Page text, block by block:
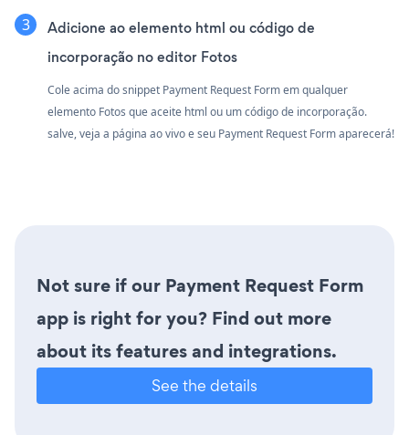
Adicione ao elemento html ou código de
incorporação no editor Fotos
Cole acima do snippet Payment Request Form em qualquer
elemento Fotos que aceite html ou um código de incorporação.
salve, veja a página ao vivo e seu Payment Request Form aparecerá!
Not sure if our Payment Request Form
app is right for you? Find out more
about its features and integrations.
See the details